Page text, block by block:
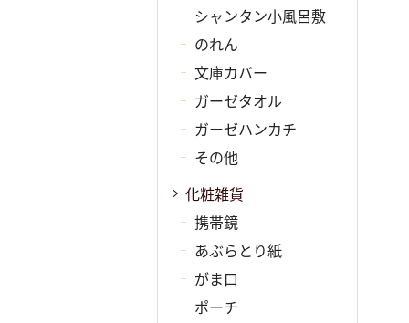
シャンタン小風呂敷
のれん
文庫カバー
ガーゼタオル
ガーゼハンカチ
その他
化粧雑貨
携帯鏡
あぶらとり紙
がま口
ポーチ